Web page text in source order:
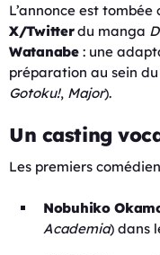
L’annonce est
X/Twitterdu manga
Watanabe: une
préparation au sein
Gotoku!, Major).
Un casting
Les premiers
Nobuhiko
Academia) dans